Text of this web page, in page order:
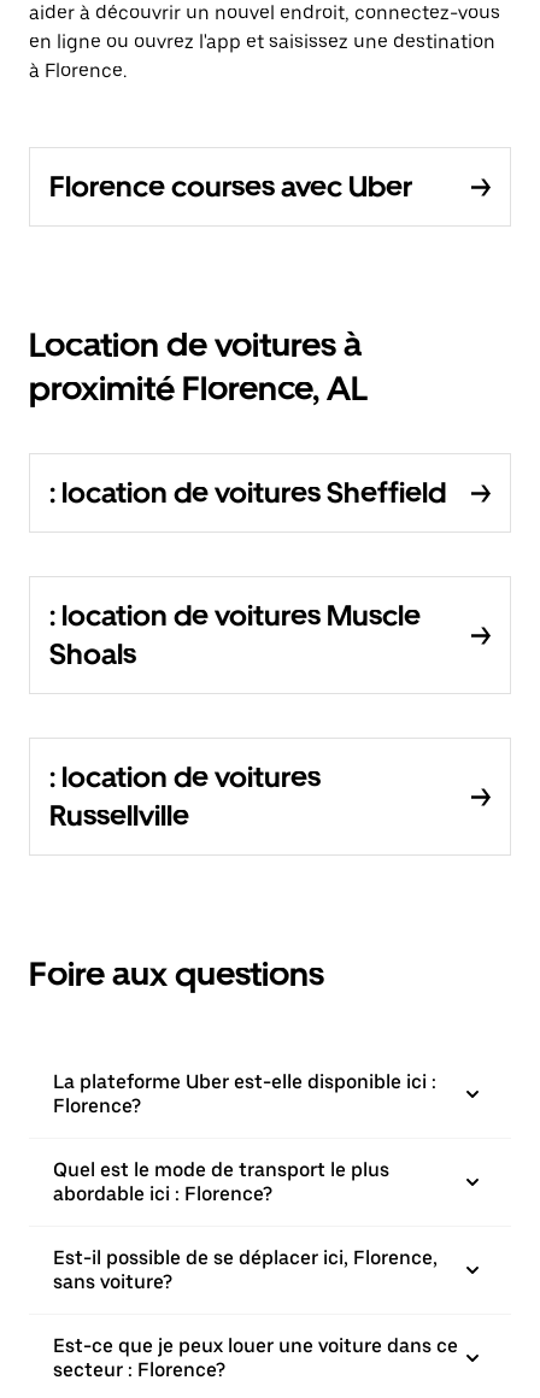
aider à découvrir un nouvel endroit, connectez-vous
en ligne ou ouvrez l'app et saisissez une destination
à Florence.
Florence courses avec Uber
Location de voitures à
proximité Florence, AL
: location de voitures Sheffield
: location de voitures Muscle
Shoals
: location de voitures
Russellville
Foire aux questions
La plateforme Uber est-elle disponible ici :
Florence?
Quel est le mode de transport le plus
abordable ici : Florence?
Est-il possible de se déplacer ici, Florence,
sans voiture?
Est-ce que je peux louer une voiture dans ce
secteur : Florence?